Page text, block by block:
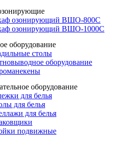
озонирующий ВШО-800С
озонирующий ВШО-1000С
оборудование
столы
оборудование
оборудование
для белья
для белья
для белья
подвижные